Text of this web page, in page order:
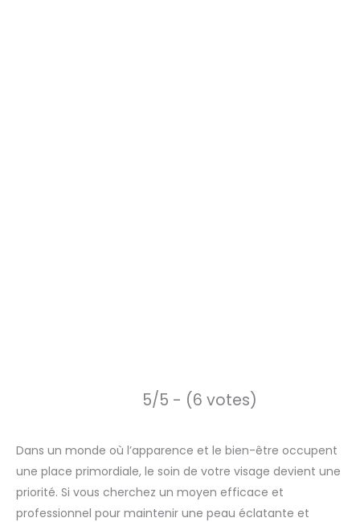
5/5 - (6 votes)
Dans un monde où l’apparence et le bien-être occupent
une place primordiale, le soin de votre visage devient une
priorité. Si vous cherchez un moyen efficace et
professionnel pour maintenir une peau éclatante et